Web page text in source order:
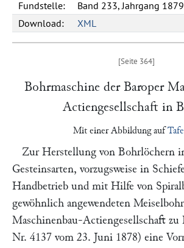
Fundstelle:
Band 233, Jahrgang
Download:
XML
Bohrmaschine der Baroper
Actiengesellschaft in
Mit einer Abbildung auf
Zur Herstellung von Bohrlöchern
Gesteinsarten, vorzugsweise in
Handbetrieb und mit Hilfe von
gewöhnlich angewendeten
Maschinenbau-Actiengesellschaft zu
Nr. 4137 vom 23. Juni 1878) eine